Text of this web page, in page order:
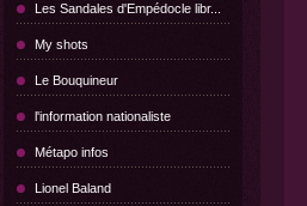
Les Sandales d'Empédocle libr...
My shots
Le Bouquineur
l'information nationaliste
Métapo infos
Lionel Baland